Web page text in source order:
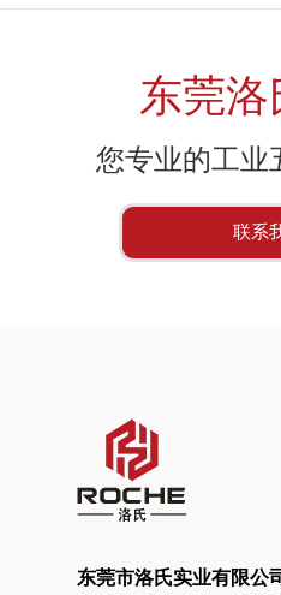
东莞洛
您专业的工业
联系
东莞市洛氏实业有限公